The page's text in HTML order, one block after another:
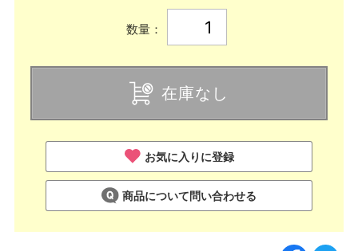
数量：
在庫なし
お気に入りに登録
商品について問い合わせる